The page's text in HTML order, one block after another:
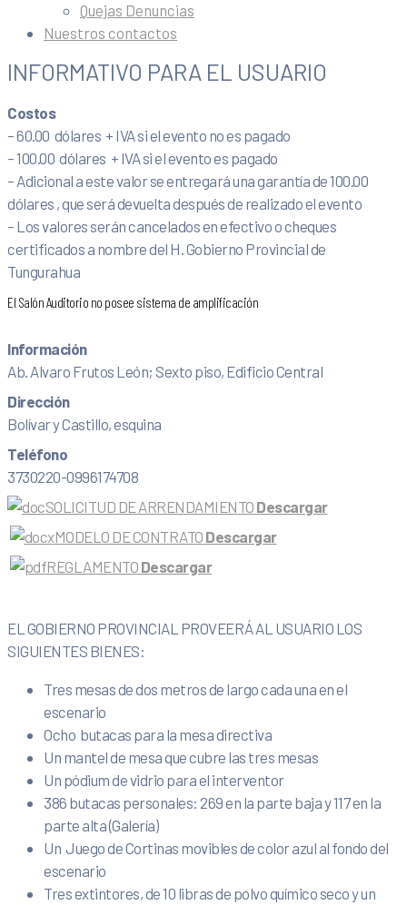
Quejas Denuncias
Nuestros contactos
INFORMATIVO PARA EL USUARIO
Costos
– 60.00 dólares + IVA si el evento no es pagado
– 100.00 dólares + IVA si el evento es pagado
– Adicional a este valor se entregará una garantía de 100.00
dólares , que será devuelta después de realizado el evento
– Los valores serán cancelados en efectivo o cheques
certificados a nombre del H. Gobierno Provincial de
Tungurahua
El Salón Auditorio no posee sistema de amplificación
Información
Ab. Alvaro Frutos León; Sexto piso, Edificio Central
Dirección
Bolívar y Castillo, esquina
Teléfono
3730220-0996174708
SOLICITUD DE ARRENDAMIENTO Descargar
MODELO DE CONTRATO Descargar
REGLAMENTO Descargar
EL GOBIERNO PROVINCIAL PROVEERÁ AL USUARIO LOS
SIGUIENTES BIENES:
Tres mesas de dos metros de largo cada una en el
escenario
Ocho butacas para la mesa directiva
Un mantel de mesa que cubre las tres mesas
Un pódium de vidrio para el interventor
386 butacas personales: 269 en la parte baja y 117 en la
parte alta (Galería)
Un Juego de Cortinas movibles de color azul al fondo del
escenario
Tres extintores, de 10 libras de polvo químico seco y un